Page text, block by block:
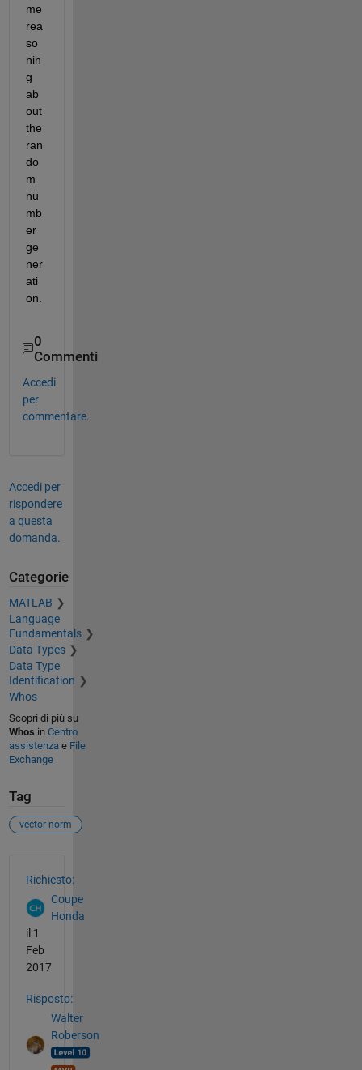
me
rea
so
nin
g
ab
out
the
ran
do
m
nu
mb
er
ge
ner
ati
on.
0
Commenti
Accedi
per
commentare.
Accedi per
rispondere
a questa
domanda.
Categorie
MATLAB
Language
Fundamentals
Data Types
Data Type
Identification
Whos
Scopri di più su
Whos in Centro
assistenzae File
Exchange
Tag
vector norm
Richiesto:
Coupe
Honda
il 1
Feb
2017
Risposto:
Walter
Roberson